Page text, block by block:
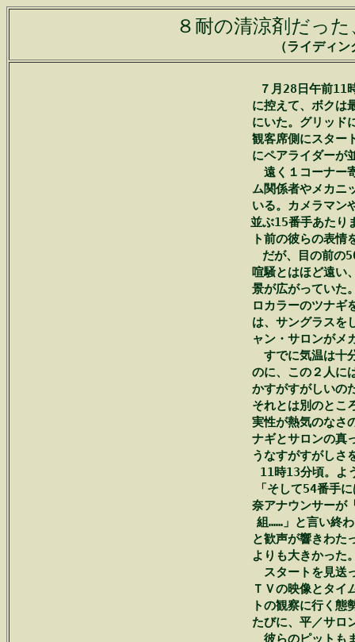
８耐の清涼剤だっ
（ライディ
７月28日午前11
に控えて、ボクは
にいた。グリッド
観客席側にスター
にペアライダー
遠く１コーナー
ム関係者やメカニ
いる。カメラマン
並ぶ15番手あたり
ト前の彼ら
だが、目の前の
喧騒とはほど遠い
景が広がっていた
ロカラーのツナギ
は、サングラスを
ャン・サロンが
すでに気温は十
のに、この２人に
かすがすがしいの
それとは別のとこ
実性が熱気のなさ
ナギとサロンの真
うなすがすがし
11時13分頃。よ
「そして54番手
奈アナウンサーが
組……」と言い終
と歓声が響きわた
よりも大きかっ
スタートを見送
ＴＶの映像とタイ
トの観察に行く態
たびに、平／
彼らのピットも